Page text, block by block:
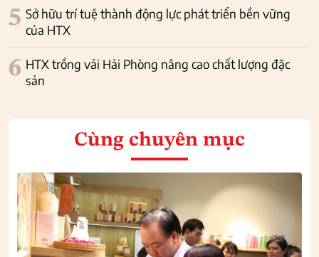
5 Sở hữu trí tuệ thành động lực phát triển bền vững
của HTX
6 HTX trồng vải Hải Phòng nâng cao chất lượng đặc
sản
Cùng chuyên mục